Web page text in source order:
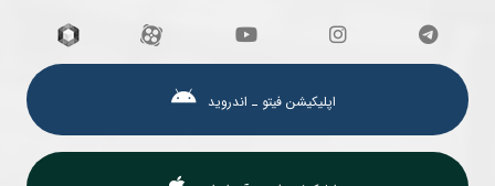
اپلیکیشن فیتو ـ اندروید